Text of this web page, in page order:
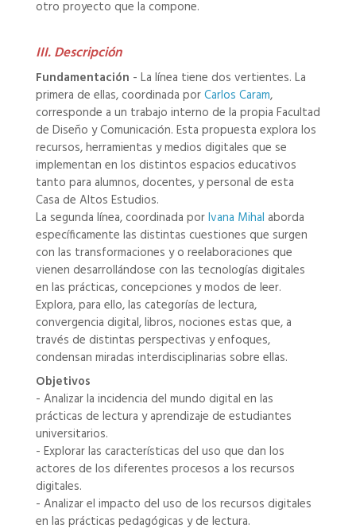
otro proyecto que la compone.
III. Descripción
Fundamentación - La línea tiene dos vertientes. La
primera de ellas, coordinada porCarlos Caram,
corresponde a un trabajo interno de la propia Facultad
de Diseño y Comunicación. Esta propuesta explora los
recursos, herramientas y medios digitales que se
implementan en los distintos espacios educativos
tanto para alumnos, docentes, y personal de esta
Casa de Altos Estudios.
La segunda línea, coordinada porIvana Mihal aborda
específicamente las distintas cuestiones que surgen
con las transformaciones y o reelaboraciones que
vienen desarrollándose con las tecnologías digitales
en las prácticas, concepciones y modos de leer.
Explora, para ello, las categorías de lectura,
convergencia digital, libros, nociones estas que, a
través de distintas perspectivas y enfoques,
condensan miradas interdisciplinarias sobre ellas.
Objetivos
- Analizar la incidencia del mundo digital en las
prácticas de lectura y aprendizaje de estudiantes
universitarios.
- Explorar las características del uso que dan los
actores de los diferentes procesos a los recursos
digitales.
- Analizar el impacto del uso de los recursos digitales
en las prácticas pedagógicas y de lectura.